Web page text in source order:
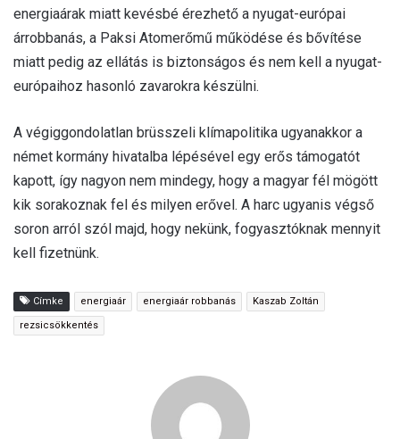
energiaárak miatt kevésbé érezhető a nyugat-európai
árrobbanás, a Paksi Atomerőmű működése és bővítése
miatt pedig az ellátás is biztonságos és nem kell a nyugat-
európaihoz hasonló zavarokra készülni.
A végiggondolatlan brüsszeli klímapolitika ugyanakkor a
német kormány hivatalba lépésével egy erős támogatót
kapott, így nagyon nem mindegy, hogy a magyar fél mögött
kik sorakoznak fel és milyen erővel. A harc ugyanis végső
soron arról szól majd, hogy nekünk, fogyasztóknak mennyit
kell fizetnünk.
Címke energiaár energiaár robbanás Kaszab Zoltán
rezsicsökkentés